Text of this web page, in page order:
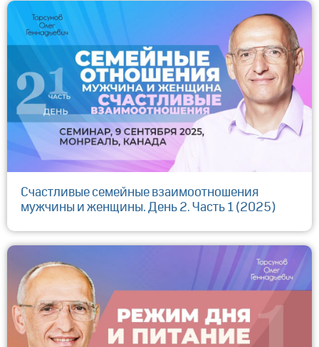
Счастливые семейные взаимоотношения
мужчины и женщины. День 2. Часть 1 (2025)